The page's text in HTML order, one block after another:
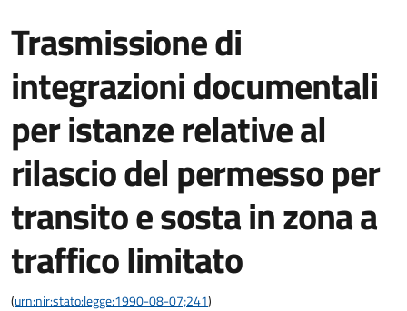
Trasmissione di
integrazioni documentali
per istanze relative al
rilascio del permesso per
transito e sosta in zona a
traffico limitato
(urn:nir:stato:legge:1990-08-07;241)